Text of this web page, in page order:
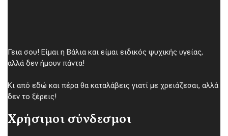
Γεια σου! Είμαι η Βάλια και είμαι ειδικός ψυχικής υγείας,
αλλά δεν ήμουν πάντα!
Κι από εδώ και πέρα θα καταλάβεις γιατί με χρειάζεσαι, αλλά
δεν το ξέρεις!
Χρήσιμοι σύνδεσμοι